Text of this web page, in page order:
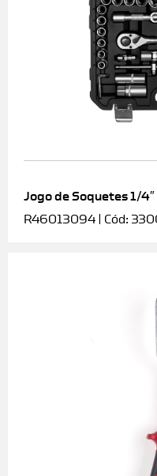
Jogo de Soquetes 1/
R46013094 | Cód: